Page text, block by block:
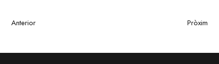
Anterior Pròxim